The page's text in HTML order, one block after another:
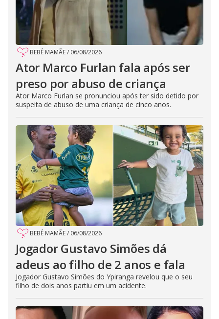
BEBÊ MAMÃE/ 06/08/2026
Ator Marco Furlan fala após ser
preso por abuso de criança
Ator Marco Furlan se pronunciou após ter sido detido por
suspeita de abuso de uma criança de cinco anos.
BEBÊ MAMÃE/ 06/08/2026
Jogador Gustavo Simões dá
adeus ao filho de 2 anos e fala
Jogador Gustavo Simões do Ypiranga revelou que o seu
filho de dois anos partiu em um acidente.